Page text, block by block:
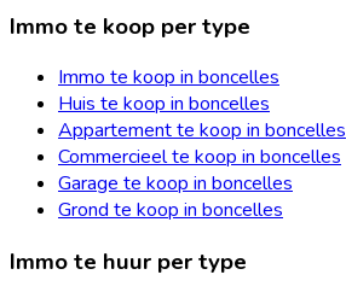
Immo te koop per type
Immo te koop in boncelles
Huis te koop in boncelles
Appartement te koop in boncelles
Commercieel te koop in boncelles
Garage te koop in boncelles
Grond te koop in boncelles
Immo te huur per type